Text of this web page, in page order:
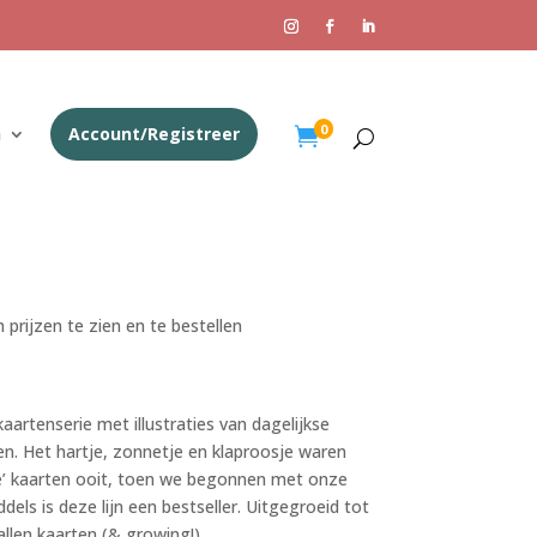
Account/Registreer 0
prijzen te zien en te bestellen
met illustraties van dagelijkse
Het hartje, zonnetje en klaproosje waren
kaarten ooit, toen we begonnen met onze
is deze lijn een bestseller. Uitgegroeid tot